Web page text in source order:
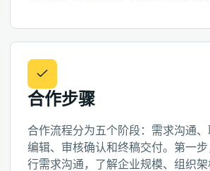
合作步骤
合作流程分为五个阶段：需求沟通
编辑、审核确认和终稿交付。第一
行需求沟通，了解企业规模、组织架